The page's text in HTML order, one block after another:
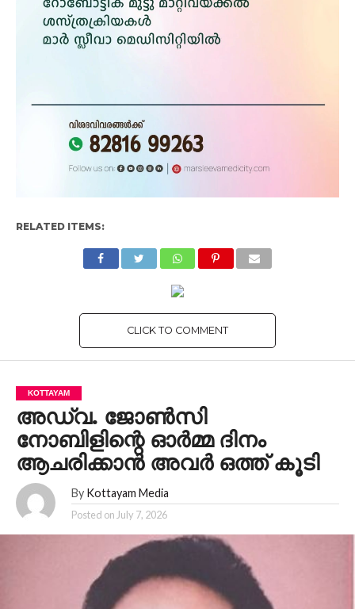
RELATED ITEMS:
CLICK TO COMMENT
KOTTAYAM
അഡ്വ. ജോൺസി
നോബിളിന്റെ ഓർമ്മ ദിനം
ആചരിക്കാൻ അവർ ഒത്ത് കൂടി
By Kottayam Media
Posted on July 7, 2026